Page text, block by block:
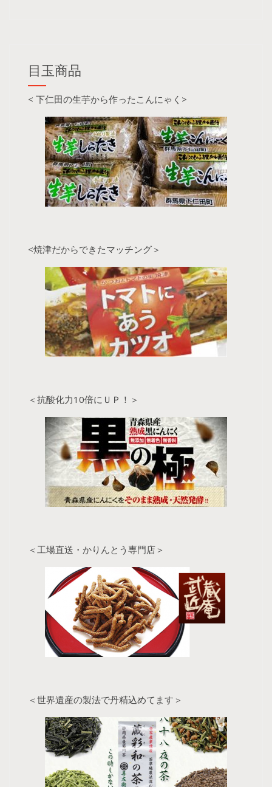
目玉商品
< 下仁田の生芋から作ったこんにゃく>
<焼津だからできたマッチング＞
＜抗酸化力10倍にＵＰ！＞
＜工場直送・かりんとう専門店＞
＜世界遺産の製法で丹精込めてます＞